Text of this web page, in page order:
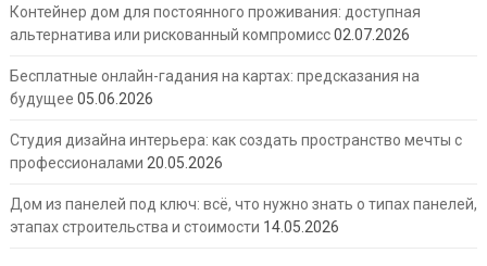
Контейнер дом для постоянного проживания: доступная
альтернатива или рискованный компромисс02.07.2026
Бесплатные онлайн-гадания на картах: предсказания на
будущее 05.06.2026
Студия дизайна интерьера: как создать пространство мечты с
профессионалами 20.05.2026
Дом из панелей под ключ: всё, что нужно знать о типах панелей,
этапах строительства и стоимости 14.05.2026